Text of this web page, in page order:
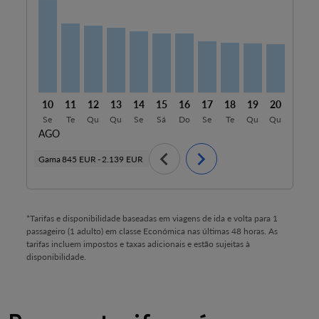
10
Se
AGO
11
Te
12
Qu
13
Qu
14
Se
15
Sá
16
Do
17
Se
18
Te
19
Qu
20
Qu
Gama 845 EUR -2.139 EUR chevron_left chevron_right
*Tarifas e disponibilidade baseadas em viagens de ida e volta para 1
passageiro (1 adulto) em classe Económica nas últimas 48 horas. As
tarifas incluem impostos e taxas adicionais e estão sujeitas à
disponibilidade.